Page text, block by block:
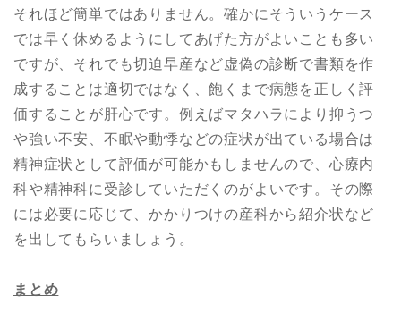
それほど簡単ではありません。確かにそういうケース
では早く休めるようにしてあげた方がよいことも多い
ですが、それでも切迫早産など虚偽の診断で書類を作
成することは適切ではなく、飽くまで病態を正しく評
価することが肝心です。例えばマタハラにより抑うつ
や強い不安、不眠や動悸などの症状が出ている場合は
精神症状として評価が可能かもしませんので、心療内
科や精神科に受診していただくのがよいです。その際
には必要に応じて、かかりつけの産科から紹介状など
を出してもらいましょう。
まとめ